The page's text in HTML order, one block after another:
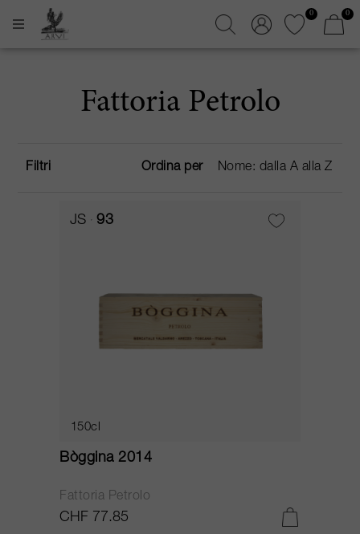
0 0
Fattoria Petrolo
Filtri Ordina per
JS 93
150cl
Bòggina 2014
Fattoria Petrolo
CHF 77.85